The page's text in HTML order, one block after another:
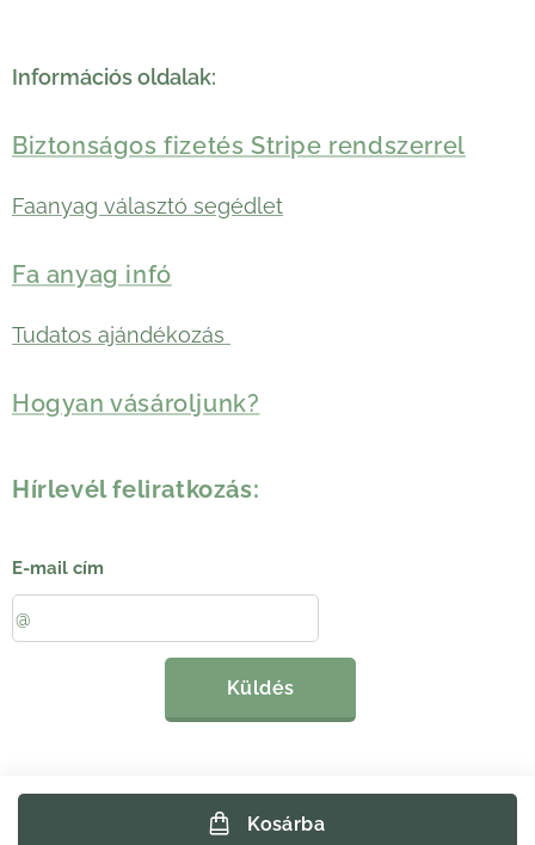
Kosárba
Információs oldalak:
Biztonságos fizetés Stripe rendszerrel
Faanyag választó segédlet
Fa anyag infó
Tudatos ajándékozás
Hogyan vásároljunk?
Hírlevél feliratkozás:
E-mail cím
Küldés